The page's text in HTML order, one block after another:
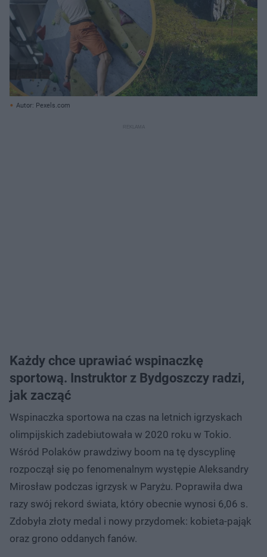
Autor: Pexels.com
Każdy chce uprawiać wspinaczkę
sportową. Instruktor z Bydgoszczy radzi,
jak zacząć
Wspinaczka sportowa na czas na letnich igrzyskach
olimpijskich zadebiutowała w 2020 roku w Tokio.
Wśród Polaków prawdziwy boom na tę dyscyplinę
rozpoczął się po fenomenalnym występie Aleksandry
Mirosław podczas igrzysk w Paryżu. Poprawiła dwa
razy swój rekord świata, który obecnie wynosi 6,06 s.
Zdobyła złoty medal i nowy przydomek: kobieta-pająk
oraz grono oddanych fanów.